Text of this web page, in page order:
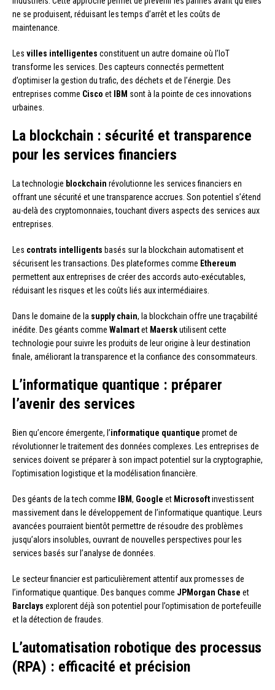
ne se produisent, réduisant les temps d’arrêt et les coûts de
maintenance.
Les villes intelligentes constituent un autre domaine où l’IoT
transforme les services. Des capteurs connectés permettent
d’optimiser la gestion du trafic, des déchets et de l’énergie. Des
entreprises comme Cisco et IBM sont à la pointe de ces innovations
urbaines.
La blockchain : sécurité et transparence
pour les services financiers
La technologie blockchain révolutionne les services financiers en
offrant une sécurité et une transparence accrues. Son potentiel s’étend
au-delà des cryptomonnaies, touchant divers aspects des services aux
entreprises.
Les contrats intelligents basés sur la blockchain automatisent et
sécurisent les transactions. Des plateformes comme Ethereum
permettent aux entreprises de créer des accords auto-exécutables,
réduisant les risques et les coûts liés aux intermédiaires.
Dans le domaine de la supply chain, la blockchain offre une traçabilité
inédite. Des géants comme Walmartet Maerskutilisent cette
technologie pour suivre les produits de leur origine à leur destination
finale, améliorant la transparence et la confiance des consommateurs.
L’informatique quantique : préparer
l’avenir des services
Bien qu’encore émergente, l’informatique quantique promet de
révolutionner le traitement des données complexes. Les entreprises de
services doivent se préparer à son impact potentiel sur la cryptographie,
l’optimisation logistique et la modélisation financière.
Des géants de la tech comme IBM, Google et Microsoftinvestissent
massivement dans le développement de l’informatique quantique. Leurs
avancées pourraient bientôt permettre de résoudre des problèmes
jusqu’alors insolubles, ouvrant de nouvelles perspectives pour les
services basés sur l’analyse de données.
Le secteur financier est particulièrement attentif aux promesses de
l’informatique quantique. Des banques comme JPMorgan Chase et
Barclays explorent déjà son potentiel pour l’optimisation de portefeuille
et la détection de fraudes.
L’automatisation robotique des processus
(RPA) : efficacité et précision